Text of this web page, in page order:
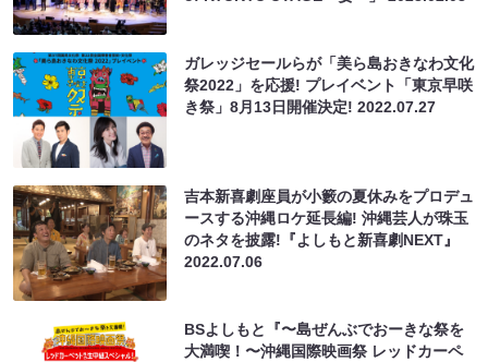
ガレッジセールらが「美ら島おきなわ文化
祭2022」を応援! プレイベント「東京早咲
き祭」8月13日開催決定!2022.07.27
吉本新喜劇座員が小籔の夏休みをプロデュ
ースする沖縄ロケ延長編! 沖縄芸人が珠玉
のネタを披露!『よしもと新喜劇NEXT』
2022.07.06
BSよしもと『〜島ぜんぶでおーきな祭を
大満喫！〜沖縄国際映画祭 レッドカーペ